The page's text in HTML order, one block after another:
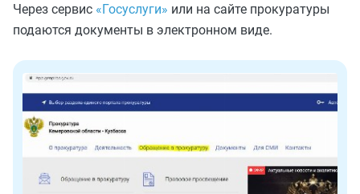
Через сервис «Госуслуги» или на сайте прокуратуры
подаются документы в электронном виде.